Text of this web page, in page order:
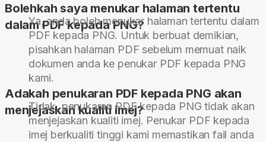
Bolehkah saya menukar halaman tertentu
dalam PDF kepada PNG?
Ya, anda boleh menukar halaman tertentu dalam
PDF kepada PNG. Untuk berbuat demikian,
pisahkan halaman PDF sebelum memuat naik
dokumen anda ke penukar PDF kepada PNG
kami.
Adakah penukaran PDF kepada PNG akan
menjejaskan kualiti imej?
Tidak, penukaran PDF kepada PNG tidak akan
menjejaskan kualiti imej. Penukar PDF kepada
imej berkualiti tinggi kami memastikan fail anda